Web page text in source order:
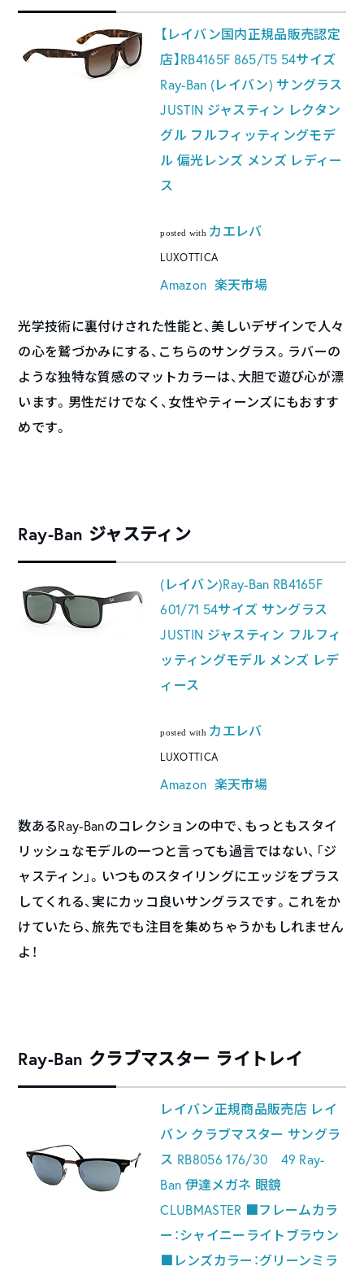
【レイバン国内正規品販売認定
店】RB4165F 865/T5 54サイズ
Ray-Ban (レイバン) サングラス
JUSTIN ジャスティン レクタン
グル フルフィッティングモデ
ル 偏光レンズ メンズ レディー
ス
posted with カエレバ
LUXOTTICA
Amazon 楽天市場
光学技術に裏付けされた性能と、美しいデザインで人々
の心を鷲づかみにする、こちらのサングラス。ラバーの
ような独特な質感のマットカラーは、大胆で遊び心が漂
います。男性だけでなく、女性やティーンズにもおすす
めです。
Ray-Ban ジャスティン
(レイバン)Ray-Ban RB4165F
601/71 54サイズ サングラス
JUSTIN ジャスティン フルフィ
ッティングモデル メンズ レデ
ィース
posted with カエレバ
LUXOTTICA
Amazon 楽天市場
数あるRay-Banのコレクションの中で、もっともスタイ
リッシュなモデルの一つと言っても過言ではない、「ジ
ャスティン」。いつものスタイリングにエッジをプラス
してくれる、実にカッコ良いサングラスです。これをか
けていたら、旅先でも注目を集めちゃうかもしれません
よ！
Ray-Ban クラブマスター ライトレイ
レイバン正規商品販売店 レイ
バン クラブマスター サングラ
ス RB8056 176/30 49 Ray-
Ban 伊達メガネ 眼鏡
CLUBMASTER ■フレームカラ
ー：シャイニーライトブラウン
■レンズカラー：グリーンミラ